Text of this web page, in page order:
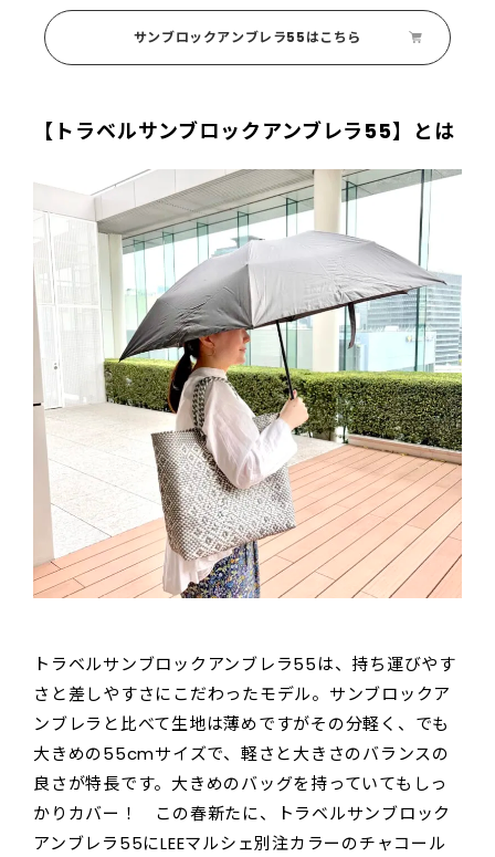
サンブロックアンブレラ55はこちら
【トラベルサンブロックアンブレラ55】とは
トラベルサンブロックアンブレラ55は、持ち運びやす
さと差しやすさにこだわったモデル。サンブロックア
ンブレラと比べて生地は薄めですがその分軽く、でも
大きめの55cmサイズで、軽さと大きさのバランスの
良さが特長です。大きめのバッグを持っていてもしっ
かりカバー！ この春新たに、トラベルサンブロック
アンブレラ55にLEEマルシェ別注カラーのチャコール